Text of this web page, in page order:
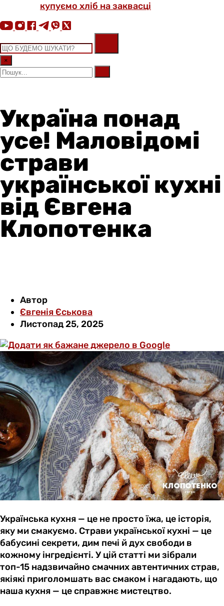
купуємо хліб на заквасці
×
Україна понад
усе! Маловідомі
страви
української кухні
від Євгена
Клопотенка
Автор
Євгенія Єськова
Листопад 25, 2025
Українська кухня — це не просто їжа, це історія,
яку ми смакуємо. Страви української кухні — це
бабусині секрети, дим печі й дух свободи в
кожному інгредієнті. У цій статті ми зібрали
топ-15 надзвичайно смачних автентичних страв,
якіякі приголомшать вас смаком і нагадають, що
наша кухня — це справжнє мистецтво.